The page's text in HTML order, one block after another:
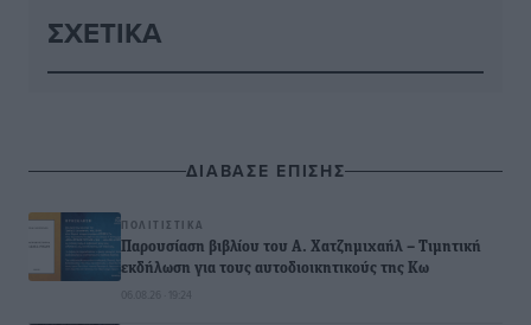
ΣΧΕΤΙΚΆ
ΔΙΑΒΑΣΕ ΕΠΙΣΗΣ
ΠΟΛΙΤΙΣΤΙΚΆ
Παρουσίαση βιβλίου του Α. Χατζημιχαήλ – Τιμητική
εκδήλωση για τους αυτοδιοικητικούς της Κω
06.08.26 · 19:24